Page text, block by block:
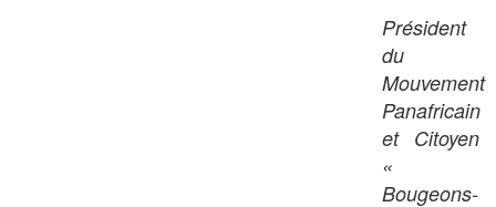
Président
du
Mouvement
Panafricain
et Citoyen
«
Bougeons-